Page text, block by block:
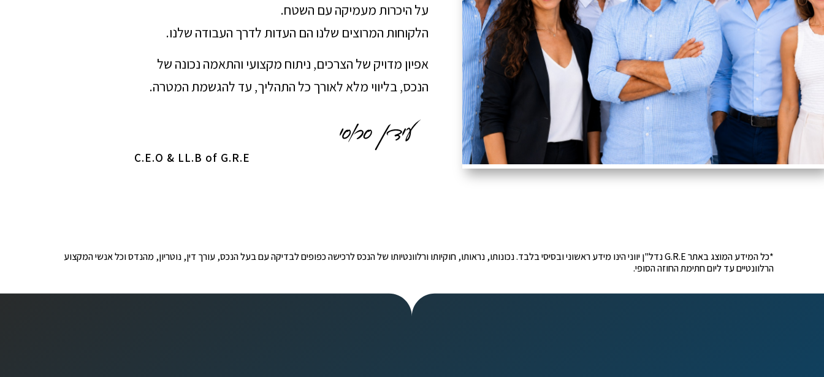
על היכרות מעמיקה עם השטח.
הלקוחות המרוצים שלנו הם העדות לדרך העבודה שלנו.
אפיון מדויק של הצרכים, ניתוח מקצועי והתאמה נכונה של
הנכס, בליווי מלא לאורך כל התהליך, עד להגשמת המטרה.
C.E.O & LL.B of G.R.E
*כל המידע המוצג באתר G.R.E נדל"ן יווני הינו מידע ראשוני ובסיסי בלבד. נכונותו, נראותו, חוקיותו ורלוונטיותו של הנכס לרכישה כפופים לבדיקה עם בעל הנכס, עורך דין, נוטריון, מהנדס וכל אנשי המקצוע
הרלוונטיים עד ליום חתימת החוזה הסופי.